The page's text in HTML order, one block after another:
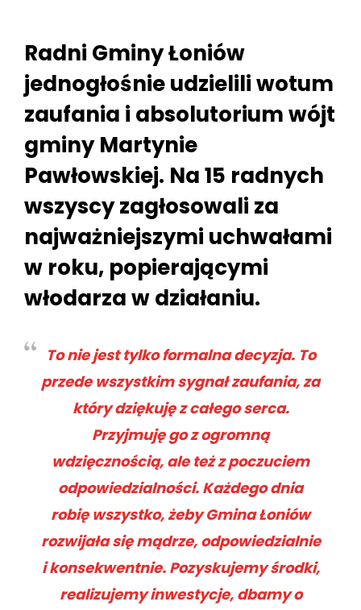
Radni Gminy Łoniów
jednogłośnie udzielili wotum
zaufania i absolutorium wójt
gminy Martynie
Pawłowskiej. Na 15 radnych
wszyscy zagłosowali za
najważniejszymi uchwałami
w roku, popierającymi
włodarza w działaniu.
To nie jest tylko formalna decyzja. To
przede wszystkim sygnał zaufania, za
który dziękuję z całego serca.
Przyjmuję go z ogromną
wdzięcznością, ale też z poczuciem
odpowiedzialności. Każdego dnia
robię wszystko, żeby Gmina Łoniów
rozwijała się mądrze, odpowiedzialnie
i konsekwentnie. Pozyskujemy środki,
realizujemy inwestycje, dbamy o